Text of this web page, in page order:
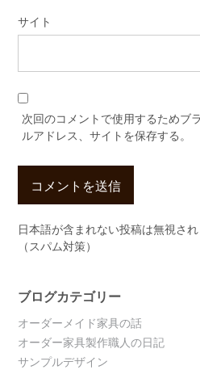
サイト
次回のコメントで使用するためブ
ルアドレス、サイトを保存する。
日本語が含まれない投稿は無視さ
（スパム対策）
ブログカテゴリー
オーダーメイド家具の話
オーダー家具製作職人の日記
サンプルデザイン